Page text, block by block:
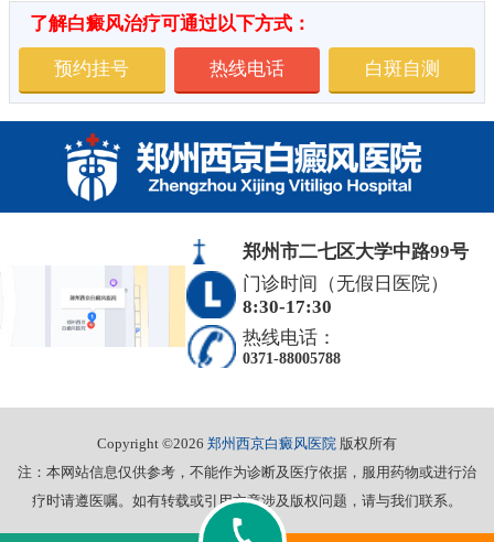
了解白癜风治疗可通过以下方式：
预约挂号 热线电话 白斑自测
郑州市二七区大学中路99号
门诊时间（无假日医院）
8:30-17:30
热线电话：
0371-88005788
Copyright ©2026 郑州西京白癜风医院 版权所有
注：本网站信息仅供参考，不能作为诊断及医疗依据，服用药物或进行治
疗时请遵医嘱。如有转载或引用文章涉及版权问题，请与我们联系。